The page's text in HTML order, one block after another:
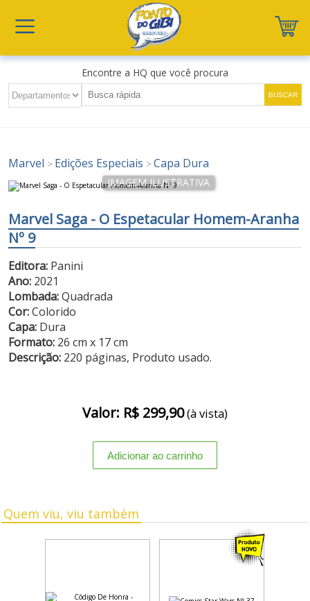
Encontre a HQ que você procura
Marvel > Edições Especiais >Capa Dura
Marvel Saga - O Espetacular Homem-Aranha
Nº 9
Editora: Panini
Ano: 2021
Lombada:Quadrada
Cor:Colorido
Capa: Dura
Formato: 26 cm x 17 cm
Descrição: 220 páginas, Produto usado.
Valor: R$ 299,90(à vista)
Quem viu, viu também